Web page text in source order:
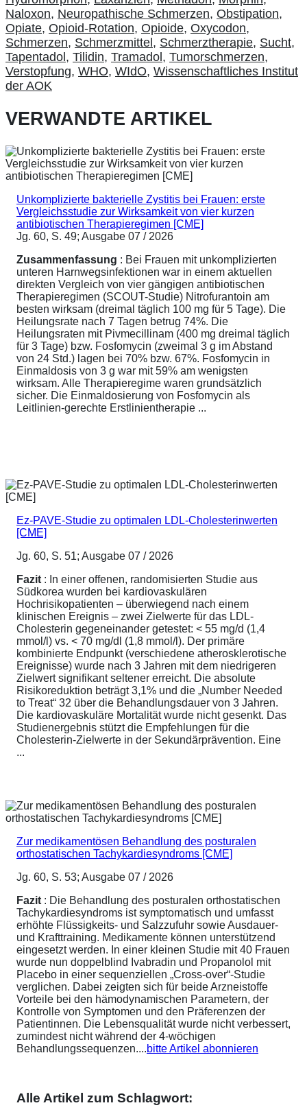
Naloxon, Neuropathische Schmerzen, Obstipation,
Opiate, Opioid-Rotation, Opioide, Oxycodon,
Schmerzen, Schmerzmittel, Schmerztherapie, Sucht,
Tapentadol, Tilidin, Tramadol, Tumorschmerzen,
Verstopfung, WHO, WIdO, Wissenschaftliches Institut
der AOK
VERWANDTE ARTIKEL
Unkomplizierte bakterielle Zystitis bei Frauen: erste
Vergleichsstudie zur Wirksamkeit von vier kurzen
antibiotischen Therapieregimen [CME]
Jg. 60, S. 49; Ausgabe 07 / 2026
Zusammenfassung : Bei Frauen mit unkomplizierten
unteren Harnwegsinfektionen war in einem aktuellen
direkten Vergleich von vier gängigen antibiotischen
Therapieregimen (SCOUT-Studie) Nitrofurantoin am
besten wirksam (dreimal täglich 100 mg für 5 Tage). Die
Heilungsrate nach 7 Tagen betrug 74%. Die
Heilungsraten mit Pivmecillinam (400 mg dreimal täglich
für 3 Tage) bzw. Fosfomycin (zweimal 3 g im Abstand
von 24 Std.) lagen bei 70% bzw. 67%. Fosfomycin in
Einmaldosis von 3 g war mit 59% am wenigsten
wirksam. Alle Therapieregime waren grundsätzlich
sicher. Die Einmaldosierung von Fosfomycin als
Leitlinien-gerechte Erstlinientherapie ...
Ez-PAVE-Studie zu optimalen LDL-Cholesterinwerten
[CME]
Jg. 60, S. 51; Ausgabe 07 / 2026
Fazit : In einer offenen, randomisierten Studie aus
Südkorea wurden bei kardiovaskulären
Hochrisikopatienten – überwiegend nach einem
klinischen Ereignis – zwei Zielwerte für das LDL-
Cholesterin gegeneinander getestet: < 55 mg/d (1,4
mmol/l) vs. < 70 mg/dl (1,8 mmol/l). Der primäre
kombinierte Endpunkt (verschiedene atherosklerotische
Ereignisse) wurde nach 3 Jahren mit dem niedrigeren
Zielwert signifikant seltener erreicht. Die absolute
Risikoreduktion beträgt 3,1% und die „Number Needed
to Treat“ 32 über die Behandlungsdauer von 3 Jahren.
Die kardiovaskuläre Mortalität wurde nicht gesenkt. Das
Studienergebnis stützt die Empfehlungen für die
Cholesterin-Zielwerte in der Sekundärprävention. Eine
...
Zur medikamentösen Behandlung des posturalen
orthostatischen Tachykardiesyndroms [CME]
Jg. 60, S. 53; Ausgabe 07 / 2026
Fazit : Die Behandlung des posturalen orthostatischen
Tachykardiesyndroms ist symptomatisch und umfasst
erhöhte Flüssigkeits- und Salzzufuhr sowie Ausdauer-
und Krafttraining. Medikamente können unterstützend
eingesetzt werden. In einer kleinen Studie mit 40 Frauen
wurde nun doppelblind Ivabradin und Propanolol mit
Placebo in einer sequenziellen „Cross-over“-Studie
verglichen. Dabei zeigten sich für beide Arzneistoffe
Vorteile bei den hämodynamischen Parametern, der
Kontrolle von Symptomen und den Präferenzen der
Patientinnen. Die Lebensqualität wurde nicht verbessert,
zumindest nicht während der 4-wöchigen
Behandlungssequenzen....bitte Artikel abonnieren
Alle Artikel zum Schlagwort: